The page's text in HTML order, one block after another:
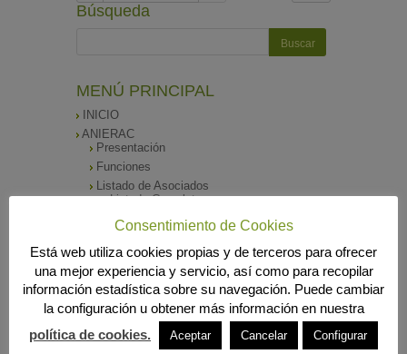
Búsqueda
MENÚ PRINCIPAL
INICIO
ANIERAC
Presentación
Funciones
Listado de Asociados
Listado Completo
Como asociarse
SALA DE PRENSA
Notas de Prensa
Archivos Corporativos
GALERÍA DE IMÁGENES
CONTACTO
ENVASADO DE ACEITE
Consentimiento de Cookies
Está web utiliza cookies propias y de terceros para ofrecer
una mejor experiencia y servicio, así como para recopilar
información estadística sobre su navegación. Puede cambiar
la configuración u obtener más información en nuestra
política de cookies.
Aceptar Cancelar Configurar